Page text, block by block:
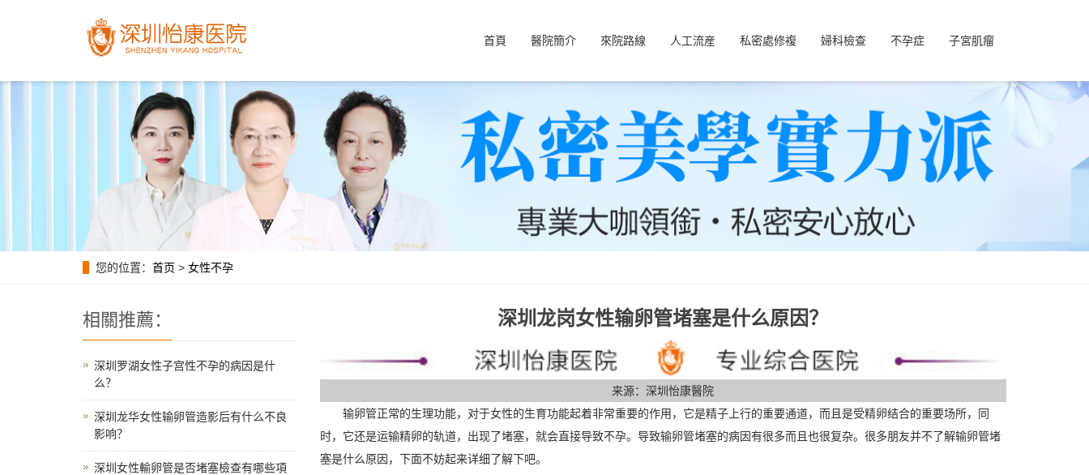
首頁 醫院簡介 來院路線 人工流産 私密處修複 婦科檢查 不孕症 子宮肌瘤
您的位置： 首页 > 女性不孕
深圳龙岗女性输卵管堵塞是什么原因？
来源：深圳怡康醫院
输卵管正常的生理功能，对于女性的生育功能起着非常重要的作用，它是精子上行的重要通道，而且是受精卵结合的重要场所，同
时，它还是运输精卵的轨道，出现了堵塞，就会直接导致不孕。导致输卵管堵塞的病因有很多而且也很复杂。很多朋友并不了解输卵管堵
塞是什么原因，下面不妨起来详细了解下吧。
相關推薦：
深圳罗湖女性子宫性不孕的病因是什
么？
深圳龙华女性输卵管造影后有什么不良
影响？
深圳女性輸卵管是否堵塞檢查有哪些項